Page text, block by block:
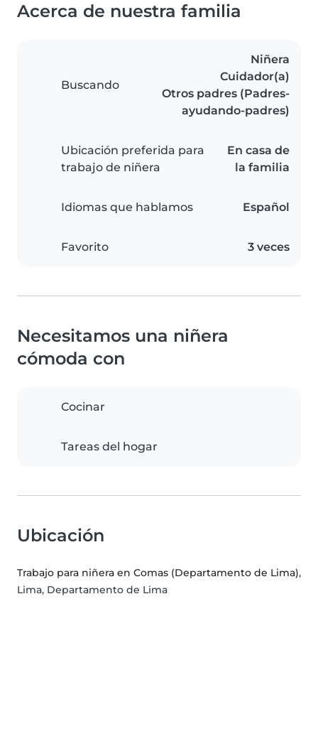
Acerca de nuestra familia
Buscando
Niñera
Cuidador(a)
Otros padres (Padres-
ayudando-padres)
Ubicación preferida para
trabajo de niñera
En casa de
la familia
Idiomas que hablamos Español
Favorito 3 veces
Necesitamos una niñera
cómoda con
Cocinar
Tareas del hogar
Ubicación
Trabajo para niñera en Comas (Departamento de Lima),
Lima, Departamento de Lima